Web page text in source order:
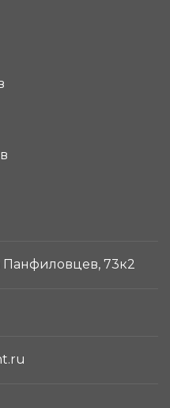
Панфиловцев, 73к2